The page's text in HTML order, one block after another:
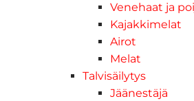
Venehaat ja
Kajakkimelat
Airot
Melat
Talvisäilytys
Jäänestäjä